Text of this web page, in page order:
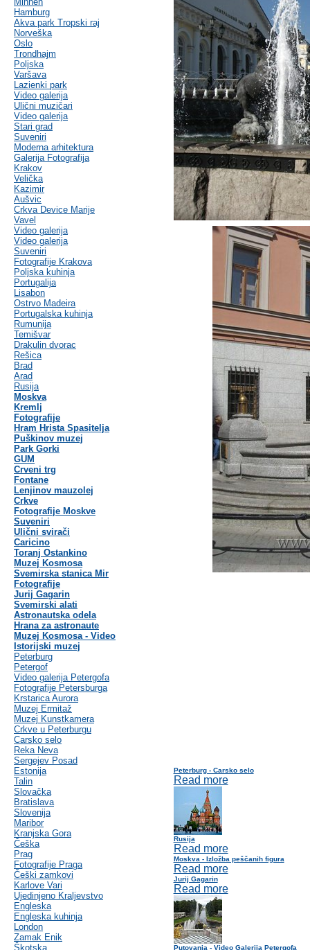
Hamburg
Akva park Tropski raj
Norveška
Oslo
Trondhajm
Poljska
Varšava
Lazienki park
Video galerija
Ulični muzičari
Video galerija
Stari grad
Suveniri
Moderna arhitektura
Galerija Fotografija
Krakov
Velička
Kazimir
Aušvic
Crkva Device Marije
Vavel
Video galerija
Video galerija
Suveniri
Fotografije Krakova
Poljska kuhinja
Portugalija
Lisabon
Ostrvo Madeira
Portugalska kuhinja
Rumunija
Temišvar
Drakulin dvorac
Rešica
Brad
Arad
Rusija
Moskva
Kremlj
Fotografije
Hram Hrista Spasitelja
Puškinov muzej
Park Gorki
GUM
Crveni trg
Fontane
Lenjinov mauzolej
Crkve
Fotografije Moskve
Suveniri
Ulični svirači
Caricino
Toranj Ostankino
Muzej Kosmosa
Svemirska stanica Mir
Fotografije
Jurij Gagarin
Svemirski alati
Astronautska odela
Hrana za astronaute
Muzej Kosmosa - Video
Istorijski muzej
Peterburg
Petergof
Video galerija Petergofa
Fotografije Petersburga
Krstarica Aurora
Muzej Ermitaž
Muzej Kunstkamera
Crkve u Peterburgu
Carsko selo
Reka Neva
Sergejev Posad
Estonija
Talin
Slovačka
Bratislava
Slovenija
Maribor
Kranjska Gora
Češka
Prag
Fotografije Praga
Češki zamkovi
Karlove Vari
Ujedinjeno Kraljevstvo
Engleska
Engleska kuhinja
London
Zamak Enik
Škotska
Peterburg - Carsko selo
Read more
Rusija
Read more
Moskva - Izložba peščanih figura
Read more
Jurij Gagarin
Read more
Putovanja - Video Galerija Petergofa